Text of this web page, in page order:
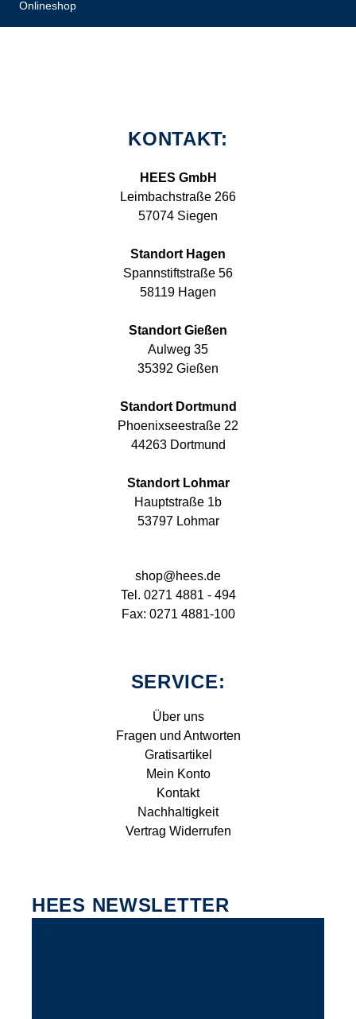
Onlineshop
KONTAKT:
HEES GmbH
Leimbachstraße 266
57074 Siegen
Standort Hagen
Spannstiftstraße 56
58119 Hagen
Standort Gießen
Aulweg 35
35392 Gießen
Standort Dortmund
Phoenixseestraße 22
44263 Dortmund
Standort Lohmar
Hauptstraße 1b
53797 Lohmar
shop@hees.de
Tel. 0271 4881 - 494
Fax: 0271 4881-100
SERVICE:
Über uns
Fragen und Antworten
Gratisartikel
Mein Konto
Kontakt
Nachhaltigkeit
Vertrag Widerrufen
HEES NEWSLETTER